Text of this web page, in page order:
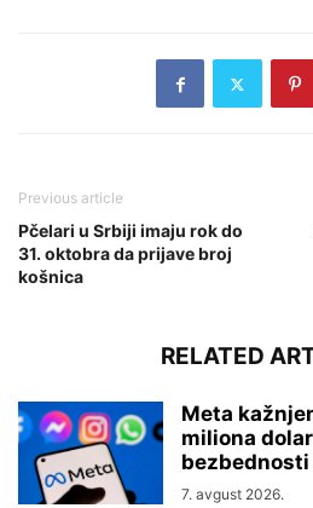
Previous article
Pčelari u Srbiji imaju rok do
31. oktobra da prijave broj
košnica
RELATED
Meta
miliona
bezbednosti
7. avgust 2026.